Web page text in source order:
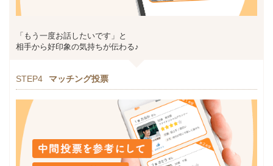
「もう一度お話したいです」と
相手から好印象の気持ちが伝わる♪
STEP4 マッチング投票